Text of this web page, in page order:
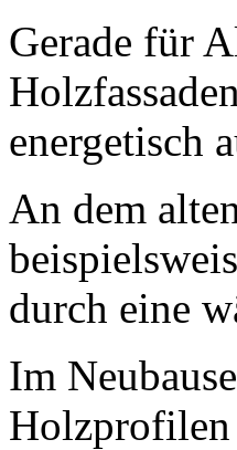
Gerade für
energetisch
An dem
durch eine
Im
Holzprofilen